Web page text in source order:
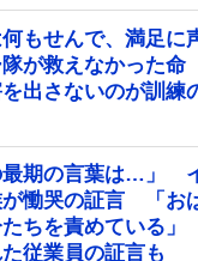
何もせんで、満足に
隊が救えなかった
を出さないのが訓練
最期の言葉は…」
慟哭の証言 「お
ちを責めている
従業員の証言も